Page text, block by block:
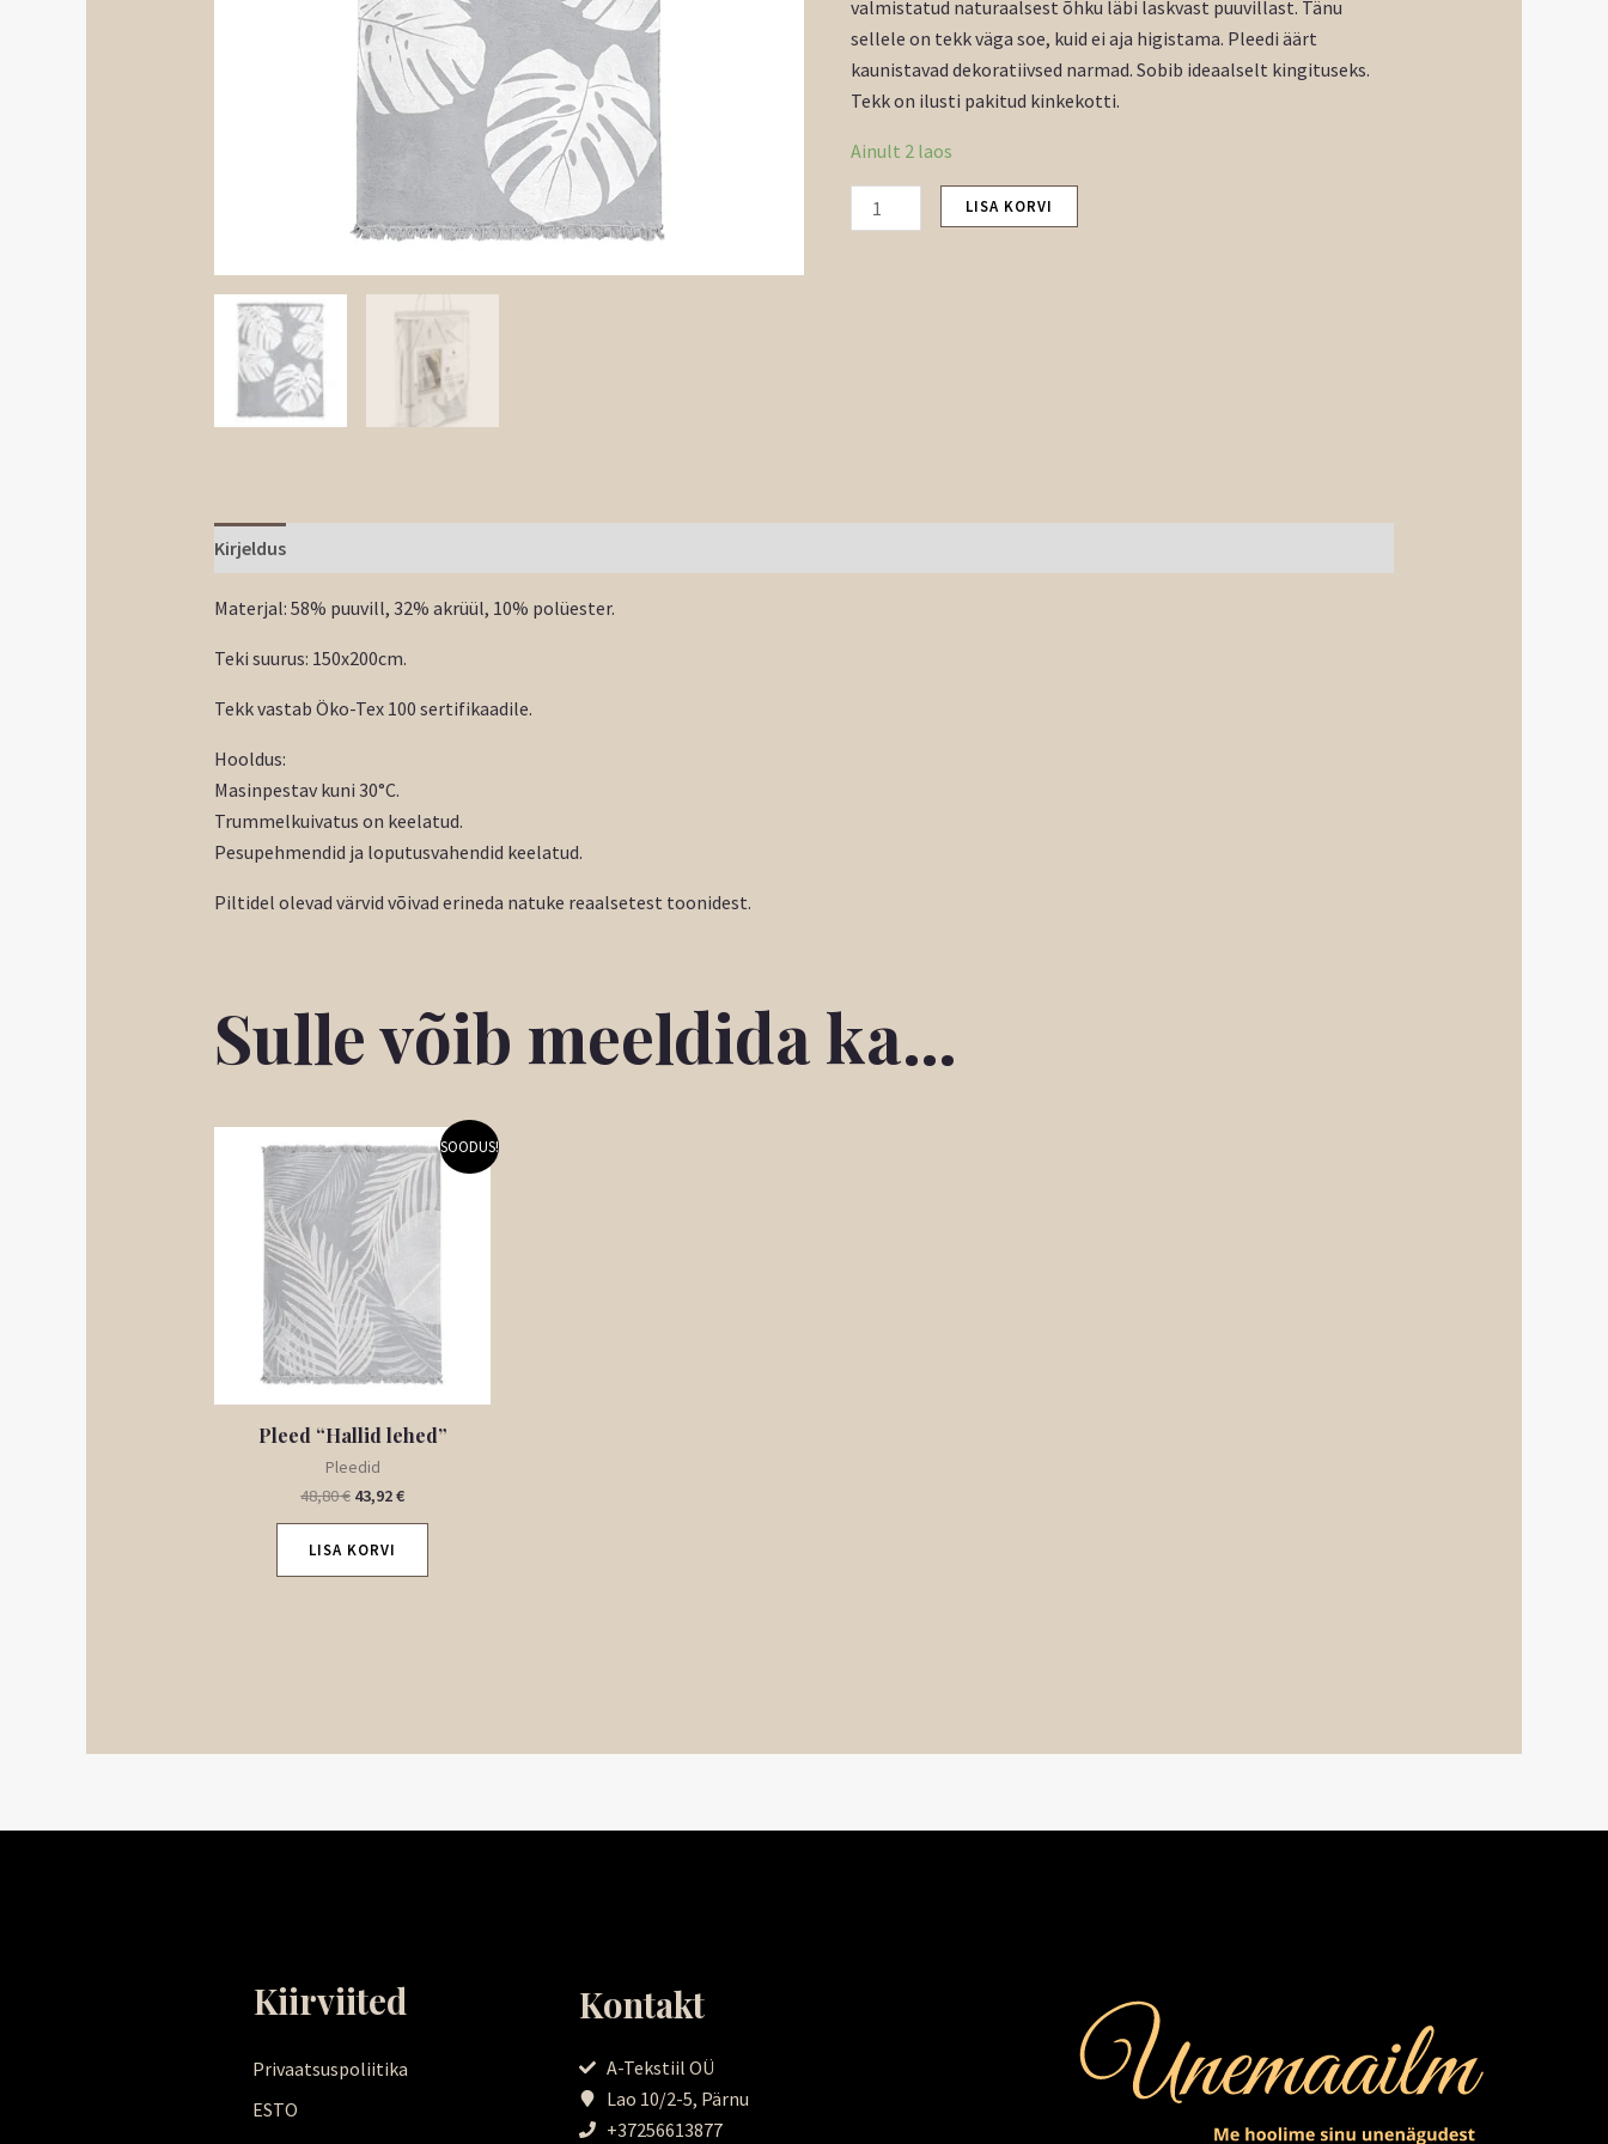
valmistatud naturaalsest õhku läbi laskvast puuvillast. Tänu
sellele on tekk väga soe, kuid ei aja higistama. Pleedi äärt
kaunistavad dekoratiivsed narmad. Sobib ideaalselt kingituseks.
Tekk on ilusti pakitud kinkekotti.
Ainult 2 laos
LISA KORVI
Kirjeldus
Materjal: 58% puuvill, 32% akrüül, 10% polüester.
Teki suurus: 150x200cm.
Tekk vastab Öko-Tex 100 sertifikaadile.
Hooldus:
Masinpestav kuni 30°C.
Trummelkuivatus on keelatud.
Pesupehmendid ja loputusvahendid keelatud.
Piltidel olevad värvid võivad erineda natuke reaalsetest toonidest.
Sulle võib meeldida ka…
SOODUS!
Pleed “Hallid lehed”
Pleedid
48,80€
hind
oli:
48,80 €.
43,92€
Praegune
hind
on:
43,92 €.
LISA KORVI
Kiirviited
Privaatsuspoliitika
ESTO
Kontakt
A-Tekstiil OÜ
Lao 10/2-5, Pärnu
+37256613877